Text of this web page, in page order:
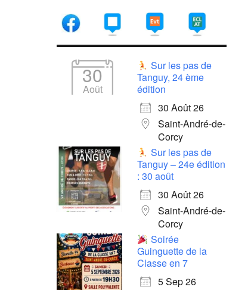
30
Août
Sur les pas de
Tanguy, 24 ème
édition
30 Août 26
Saint-André-de-
Corcy
Sur les pas de
Tanguy – 24e édition
: 30 août
30 Août 26
Saint-André-de-
Corcy
Soirée
Guinguette de la
Classe en 7
5 Sep 26